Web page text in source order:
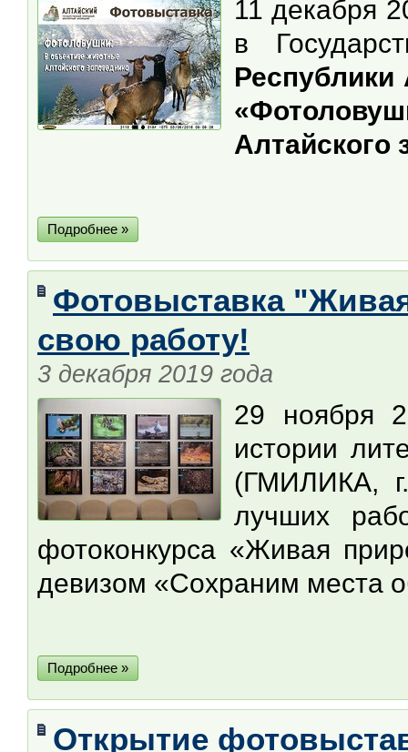
11 декабря
в
Алтайского
Подробнее »
Фотовыставка
свою работу!
3 декабря 2019 года
29 ноября
истории
(ГМИЛИКА,
лучших
фотоконкурса «Живая
девизом «Сохраним места
Подробнее »
Открытие